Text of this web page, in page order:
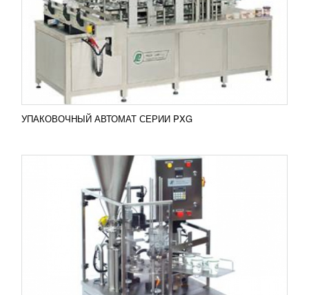
УПАКОВОЧНЫЙ АВТОМАТ СЕРИИ PXG
Упаковочные автоматы серии NB-070
используются фасовки и дальнейшей упаковки
продукции пастообразной, жидкой формы, гранул,
аэрированных товаров....
ПОДРОБНЕЕ
Добавить в сравнение
СИСТЕМА ПЕРЕНОСА ЭТИКЕТОК AVERY
DENNISON LASO
УЗНАТЬ ЦЕНУ
Аппликатор этикеток Avery Dennison LASO
Устройство печати и переноса этикеток LASO